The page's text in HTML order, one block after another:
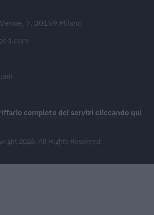
7, 20159 Milano
completo dei servizi cliccando qui
2026. All Rights Reserved.